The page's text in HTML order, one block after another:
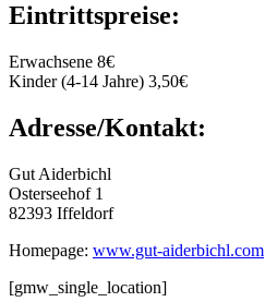
Eintrittspreise:
Erwachsene 8€
Kinder (4-14 Jahre) 3,50€
Adresse/Kontakt:
Gut Aiderbichl
Osterseehof 1
82393 Iffeldorf
Homepage: www.gut-aiderbichl.com
[gmw_single_location]